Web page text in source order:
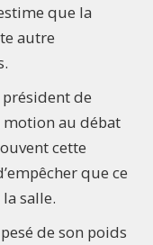
que la
autre
de
motion au débat
cette
que ce
salle.
de son poids